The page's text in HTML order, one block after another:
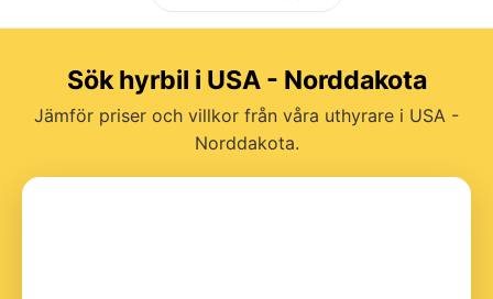
Sök hyrbil i USA - Norddakota
Jämför priser och villkor från våra uthyrare i USA -
Norddakota.